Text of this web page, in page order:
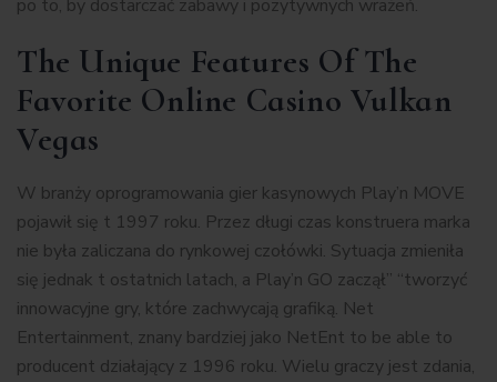
po to, by dostarczać zabawy i pozytywnych wrażeń.
The Unique Features Of The
Favorite Online Casino Vulkan
Vegas
W branży oprogramowania gier kasynowych Play’n MOVE
pojawił się t 1997 roku. Przez długi czas konstruera marka
nie była zaliczana do rynkowej czołówki. Sytuacja zmieniła
się jednak t ostatnich latach, a Play’n GO zaczął” “tworzyć
innowacyjne gry, które zachwycają grafiką. Net
Entertainment, znany bardziej jako NetEnt to be able to
producent działający z 1996 roku. Wielu graczy jest zdania,